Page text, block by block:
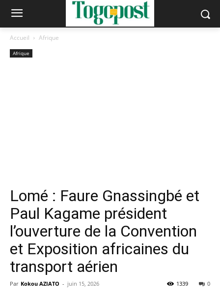
Accueil Afrique
Afrique
Lomé : Faure Gnassingbé et
Paul Kagame président
l’ouverture de la Convention
et Exposition africaines du
transport aérien
Par Kokou AZIATO - juin 15, 2026 0
1339